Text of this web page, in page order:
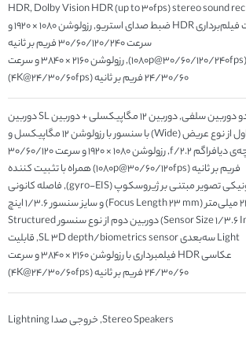
HDR, Dolby Vision HDR (up to ۳۰fps) stereo sound rec
قابلیت فیلم‌برداری HDR ضبط صدای استریو, رزولوشن ۱۰۸۰ × ۱۹۲۰ و
سرعت ۳۰/۶۰/۱۲۰/۲۴۰ فریم بر ثانیه
(۱۰۸۰p@۳۰/۶۰/۱۲۰/۲۴۰fps), رزولوشن ۲۱۶۰ × ۳۸۴۰ و سرعت
۲۴/۳۰/۶۰ فریم بر ثانیه (۴K@۲۴/۳۰/۶۰fps)
دارای دو دوربین سلفی, دوربین ۱۲ مگاپیکسلی + دوربین SL دوربین
اول از نوع عریض (Wide) با سنسور با رزولوشن ۱۲ مگاپیکسل و
دریچه‌ی دیافراگم f/۲.۲, رزولوشن ۱۰۸۰ × ۱۹۲۰ و سرعت ۳۰/۶۰/۱۲۰
فریم بر ثانیه (۱۰۸۰p@۳۰/۶۰/۱۲۰fps) همراه با تثبیت کننده
الکترونیکی تصویر مبتنی بر ژیروسکوپ (gyro-EIS), فاصله کانونی
لنز ۲۳ میلی‌متر (Focus Length ۲۳ mm) و سایز سنسور ۱/۳.۶ اینچ
(Sensor Size ۱/۳.۶ Inch) دوربین دوم از نوع سنسور Structured
Light سه‌بعدی SL ۳D depth/biometrics sensor, قابلیت
عکاسی HDR فیلمبرداری با رزولوشن ۲۱۶۰ × ۳۸۴۰ و سرعت
۲۴/۳۰/۶۰ فریم بر ثانیه (۴K@۲۴/۳۰/۶۰fps)
Stereo Speakers, خروجی صدا Lightning